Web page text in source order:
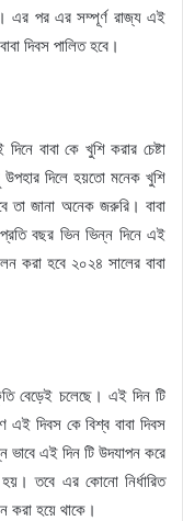
এর পর এর সম্পূর্ণ রাজ্য এই
দিবস পালিত হবে।
বাবা কে খুশি করার চেষ্টা
উপহার দিলে হয়তো মনেক খুশি
তা জানা অনেক জরুরি। বাবা
বছর ভিন ভিন্ন দিনে এই
করা হবে ২০২৪ সালের বাবা
বেড়েই চলেছে। এই দিন টি
এই দিবস কে বিশ্ব বাবা দিবস
ভাবে এই দিন টি উদযাপন করে
তবে এর কোনো নির্ধারিত
করা হয়ে থাকে।